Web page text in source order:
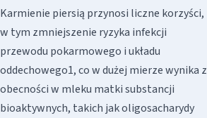
Karmienie piersią przynosi liczne korzyści,
w tym zmniejszenie ryzyka infekcji
przewodu pokarmowego i układu
oddechowego1, co w dużej mierze wynika z
obecności w mleku matki substancji
bioaktywnych, takich jak oligosacharydy